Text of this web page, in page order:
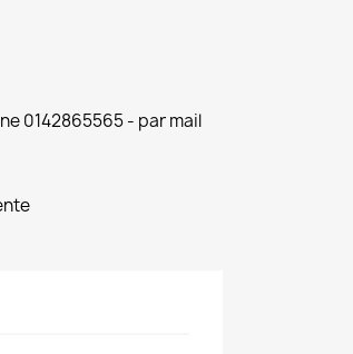
0142865565 - par mail